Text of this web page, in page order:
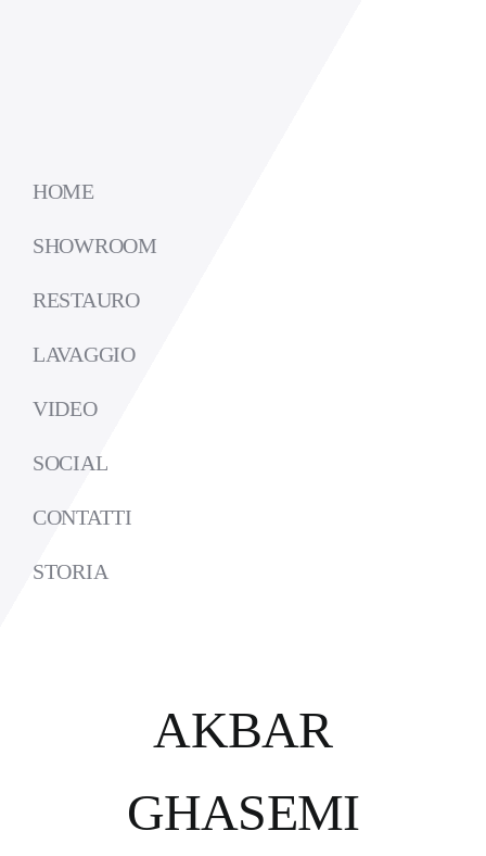
HOME
SHOWROOM
RESTAURO
LAVAGGIO
VIDEO
SOCIAL
CONTATTI
STORIA
AKBAR
GHASEMI